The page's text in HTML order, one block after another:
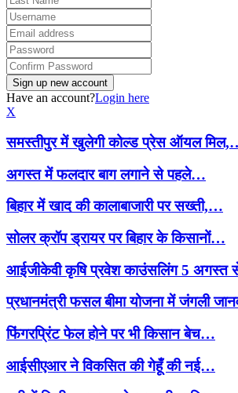
Have an account?Login here
X
समस्तीपुर में खुलेगी कोल्ड प्रेस ऑयल
अगस्त में फलदार बाग लगाने से पहले…
बिहार में खाद की कालाबाजारी पर सख्ती,…
सोलर क्रॉप ड्रायर पर बिहार के किसानों…
आईजीकेवी कृषि प्रवेश काउंसलिंग 5
प्रधानमंत्री फसल बीमा योजना में जंगली
फिंगरप्रिंट फेल होने पर भी किसान बेच…
आईसीएआर ने विकसित की गेहूँ की नई…